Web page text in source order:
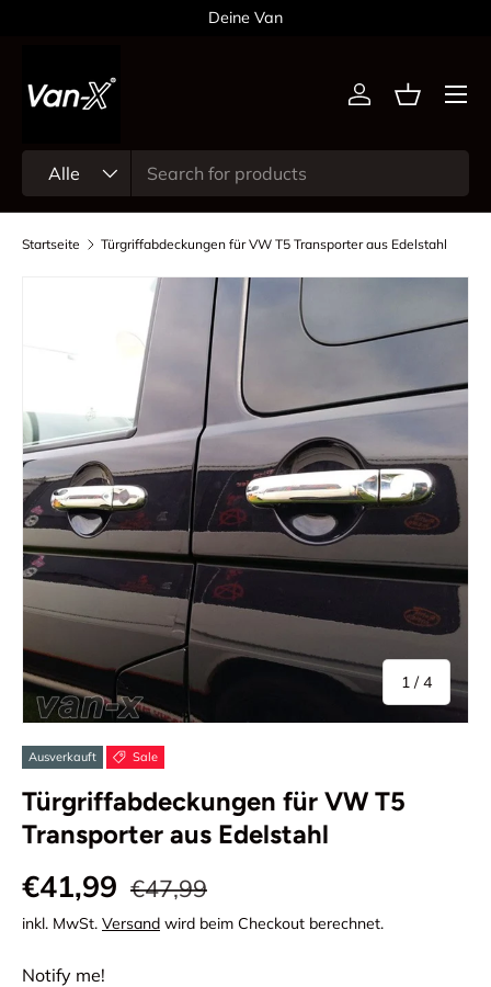
Deine Van
Alle
Einloggen
Menü
Startseite Türgriffabdeckungen für VW T5 Transporter aus Edelstahl
1 /von
4
Ausverkauft Sale
Türgriffabdeckungen für VW T5
Transporter aus Edelstahl
€41,99 €47,99
inkl. MwSt. Versand wird beim Checkout berechnet.
Notify me!